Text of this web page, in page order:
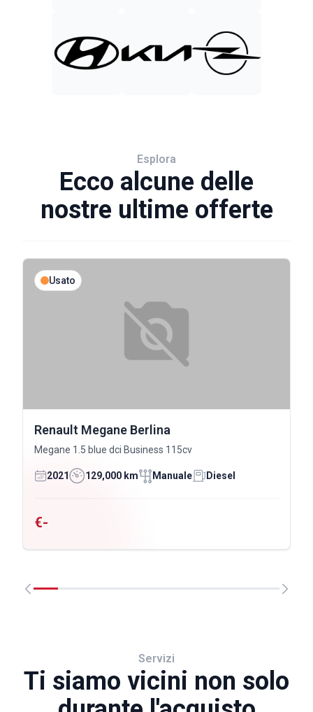
Esplora
Ecco alcune delle
nostre ultime offerte
Usato
Renault Megane Berlina
Megane 1.5 blue dci Business 115cv
2021 129,000 km Manuale Diesel
€-
Servizi
Ti siamo vicini non solo